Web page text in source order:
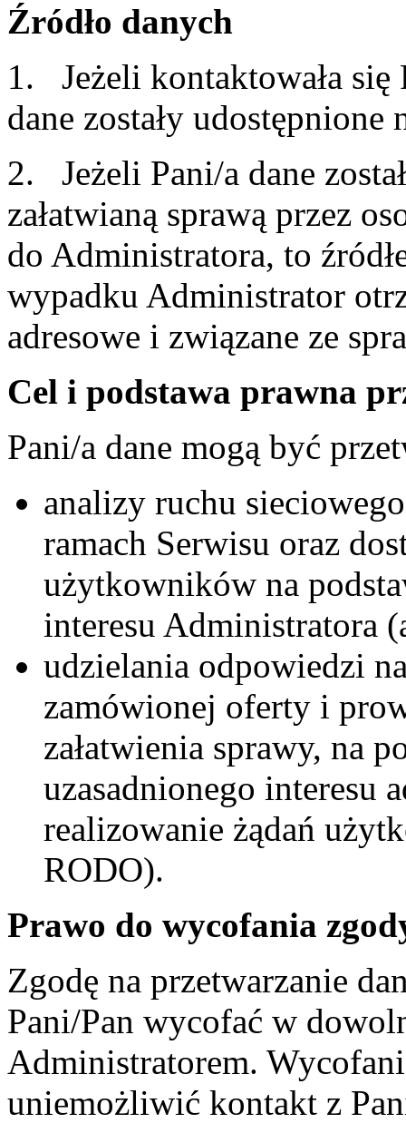
Źródło danych
1. Jeżeli kontaktowała się
dane zostały
2. Jeżeli Pani/a dane
załatwianą sprawą przez
do Administratora, to
wypadku Administrator
adresowe i związane ze
Cel i podstawa prawna
Pani/a dane mogą być
analizy ruchu
ramach Serwisu oraz
użytkowników na
interesu Administratora
udzielania odpowiedzi
zamówionej oferty i
załatwienia sprawy, na
uzasadnionego interesu
realizowanie żądań
RODO).
Prawo do wycofania
Zgodę na przetwarzanie
Pani/Pan wycofać w
Administratorem.
uniemożliwić kontakt z